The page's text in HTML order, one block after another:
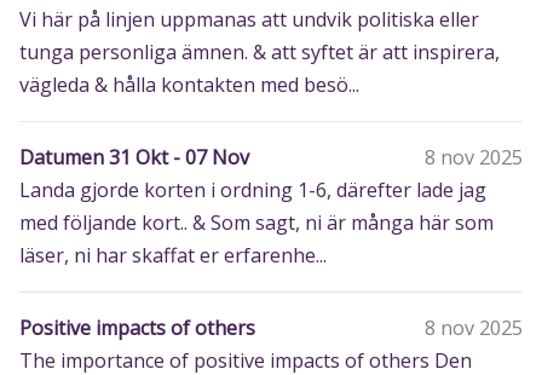
Vi här på linjen uppmanas att undvik politiska eller
tunga personliga ämnen. & att syftet är att inspirera,
vägleda & hålla kontakten med besö...
Datumen 31 Okt - 07 Nov
8 nov 2025
Landa gjorde korten i ordning 1-6, därefter lade jag
med följande kort.. & Som sagt, ni är många här som
läser, ni har skaffat er erfarenhe...
Positive impacts of others
8 nov 2025
The importance of positive impacts of others Den